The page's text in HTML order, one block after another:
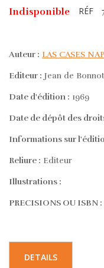
Indisponible RÉF
Auteur : LAS CASES
Editeur : Jean de Bonnot
Date d'édition : 1969
Date de dépôt des
Informations sur
Reliure : Editeur
Illustrations :
PRECISIONS OU ISBN :
DETAILS